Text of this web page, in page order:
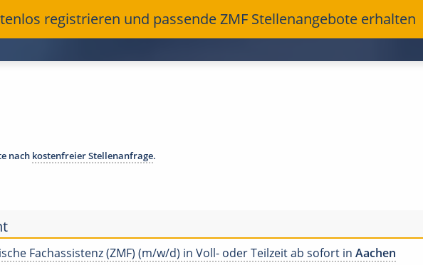
registrieren und passende ZMF Stellenangebote erhalten
nach kostenfreier Stellenanfrage.
Fachassistenz (ZMF) (m/w/d) in Voll- oder Teilzeit ab sofort in Aachen